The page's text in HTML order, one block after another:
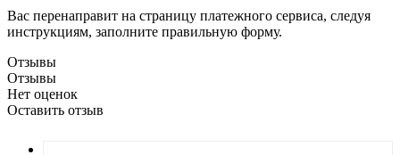
Вас перенаправит на страницу платежного сервиса, следуя
инструкциям, заполните правильную форму.
Отзывы
Отзывы
Нет оценок
Оставить отзыв